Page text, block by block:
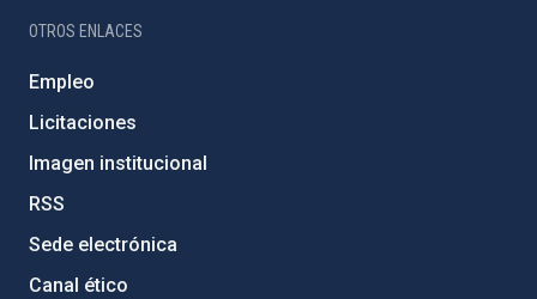
OTROS ENLACES
Empleo
Licitaciones
Imagen institucional
RSS
Sede electrónica
Canal ético